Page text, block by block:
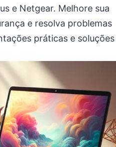
e Netgear. Melhore sua
e resolva problemas
práticas e soluções